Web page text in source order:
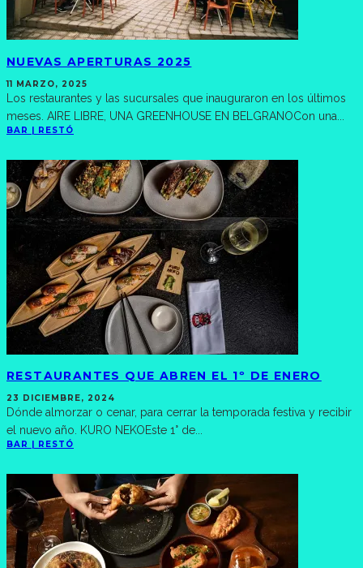
NUEVAS APERTURAS 2025
11 MARZO, 2025
Los restaurantes y las sucursales que inauguraron en los últimos
meses. AIRE LIBRE, UNA GREENHOUSE EN BELGRANOCon una
BAR | RESTÓ
RESTAURANTES QUE ABREN EL 1º DE ENERO
23 DICIEMBRE, 2024
Dónde almorzar o cenar, para cerrar la temporada festiva y recibir
el nuevo año. KURO NEKOEste 1° de
BAR | RESTÓ